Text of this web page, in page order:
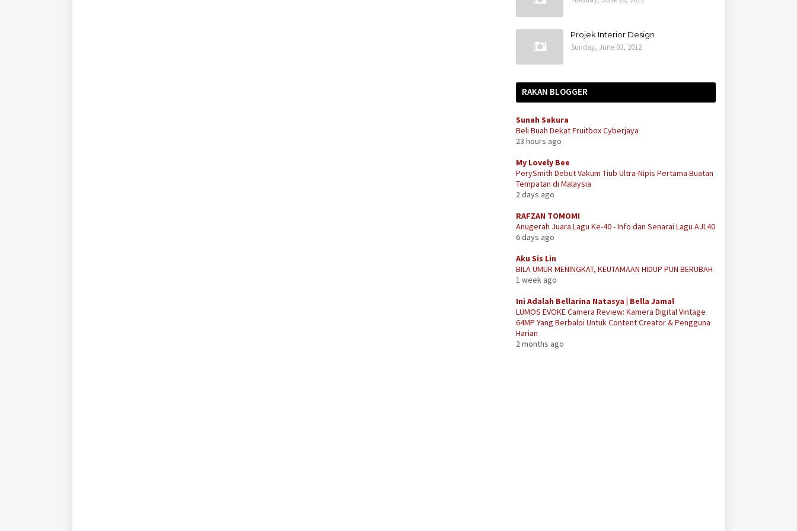
Projek Interior Design
Sunday, June 03, 2012
RAKAN BLOGGER
Sunah Sakura
Beli Buah Dekat Fruitbox Cyberjaya
23 hours ago
My Lovely Bee
PerySmith Debut Vakum Tiub Ultra-Nipis Pertama Buatan
Tempatan di Malaysia
2 days ago
RAFZAN TOMOMI
Anugerah Juara Lagu Ke-40 - Info dan Senarai Lagu AJL40
6 days ago
Aku Sis Lin
BILA UMUR MENINGKAT, KEUTAMAAN HIDUP PUN BERUBAH
1 week ago
Ini Adalah Bellarina Natasya | Bella Jamal
LUMOS EVOKE Camera Review: Kamera Digital Vintage
64MP Yang Berbaloi Untuk Content Creator & Pengguna
Harian
2 months ago